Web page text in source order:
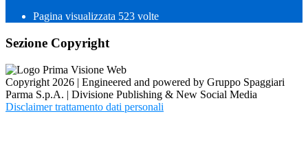
Pagina visualizzata 523 volte
Sezione Copyright
Copyright 2026 | Engineered and powered by Gruppo Spaggiari
Parma S.p.A. | Divisione Publishing & New Social Media
Disclaimer trattamento dati personali